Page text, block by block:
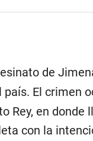
de
El crimen
Rey, en donde
con la